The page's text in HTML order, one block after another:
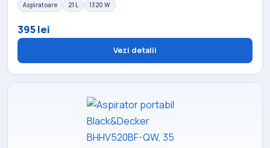
Aspiratoare 21 L 1320 W
395 lei
Vezi detalii